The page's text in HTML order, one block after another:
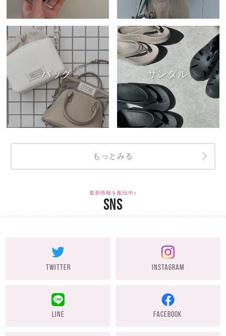
バッグ サンダル
もっとみる
最新情報を配信中♪
SNS
TWITTER INSTAGRAM
LINE FACEBOOK